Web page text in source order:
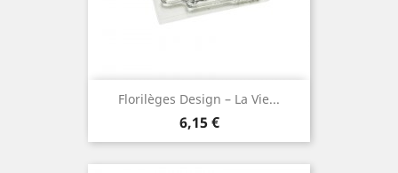
Florilèges Design – La Vie...
Prix
6,15 €